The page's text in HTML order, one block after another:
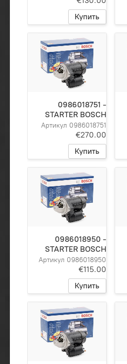
Купить
0986018751 -
STARTER BOSCH
Артикул 0986018751
€270.00
Купить
0986018950 -
STARTER BOSCH
Артикул 0986018950
€115.00
Купить